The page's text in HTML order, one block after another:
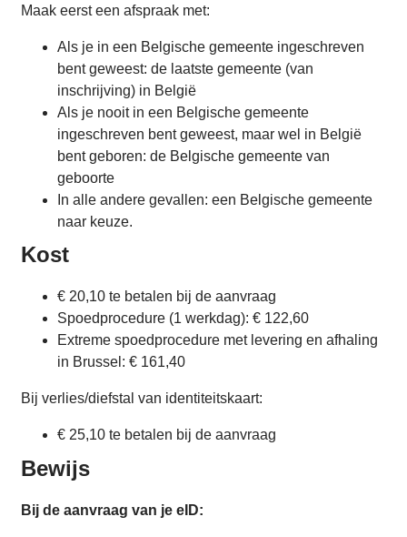
Maak eerst een afspraak met:
Als je in een Belgische gemeente ingeschreven
bent geweest: de laatste gemeente (van
inschrijving) in België
Als je nooit in een Belgische gemeente
ingeschreven bent geweest, maar wel in België
bent geboren: de Belgische gemeente van
geboorte
In alle andere gevallen: een Belgische gemeente
naar keuze.
Kost
€ 20,10 te betalen bij de aanvraag
Spoedprocedure (1 werkdag): € 122,60
Extreme spoedprocedure met levering en afhaling
in Brussel: € 161,40
Bij verlies/diefstal van identiteitskaart:
€ 25,10 te betalen bij de aanvraag
Bewijs
Bij de aanvraag van je eID: